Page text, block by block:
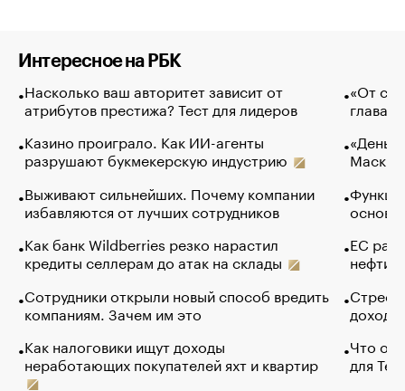
Интересное на РБК
Насколько ваш авторитет зависит от
атрибутов престижа? Тест для лидеров
Казино проиграло. Как ИИ-агенты
разрушают букмекерскую индустрию
Выживают сильнейших. Почему компании
избавляются от лучших сотрудников
Как банк Wildberries резко нарастил
кредиты селлерам до атак на склады
Сотрудники открыли новый способ вредить
компаниям. Зачем им это
Как налоговики ищут доходы
неработающих покупателей яхт и квартир
«От
глава
Маск в
основ
ЕС
нефти
Что
для